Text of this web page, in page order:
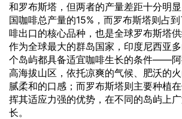
和罗布斯塔，但两者的产量差距十分明
国咖啡总产量的15%，而罗布斯塔则占
啡出口的核心品种，也是全球罗布斯塔供
作为全球最大的群岛国家，印度尼西亚
个岛屿都具备适宜咖啡生长的条件——
高海拔山区，依托凉爽的气候、肥沃的
腻柔和的口感；而罗布斯塔则主要种植
挥其适应力强的优势，在不同的岛屿上
长。